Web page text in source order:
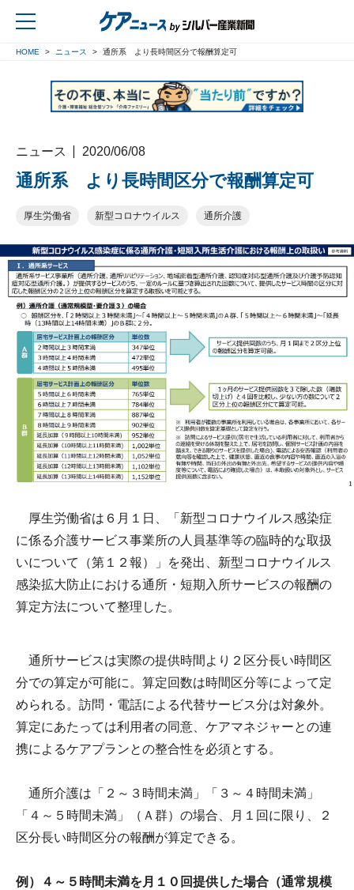
HOME ニュース 通所系 より長時間区分で報酬算定可
ニュース 2020/06/08
通所系 より長時間区分で報酬算定可
厚生労働省 新型コロナウイルス 通所介護
厚生労働省は６月１日、「新型コロナウイルス感染症
に係る介護サービス事業所の人員基準等の臨時的な取扱
いについて（第１２報）」を発出、新型コロナウイルス
感染拡大防止における通所・短期入所サービスの報酬の
算定方法について整理した。
通所サービスは実際の提供時間より２区分長い時間区
分での算定が可能に。算定回数は時間区分等によって定
められる。訪問・電話による代替サービス分は対象外。
算定にあたっては利用者の同意、ケアマネジャーとの連
携によるケアプランとの整合性を必須とする。
通所介護は「２～３時間未満」「３～４時間未満」
「４～５時間未満」（Ａ群）の場合、月１回に限り、２
区分長い時間区分の報酬が算定できる。
例）４～５時間未満を月１０回提供した場合（通常規模